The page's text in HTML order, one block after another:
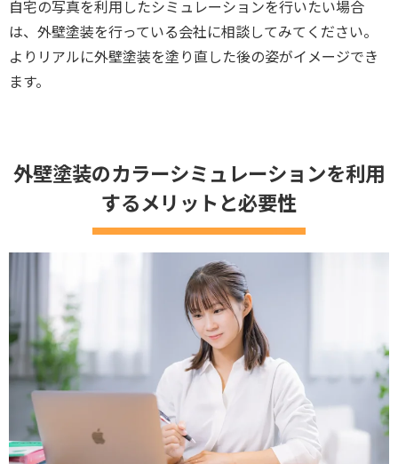
自宅の写真を利用したシミュレーションを行いたい場合
は、外壁塗装を行っている会社に相談してみてください。
よりリアルに外壁塗装を塗り直した後の姿がイメージでき
ます。
外壁塗装のカラーシミュレーションを利用
するメリットと必要性